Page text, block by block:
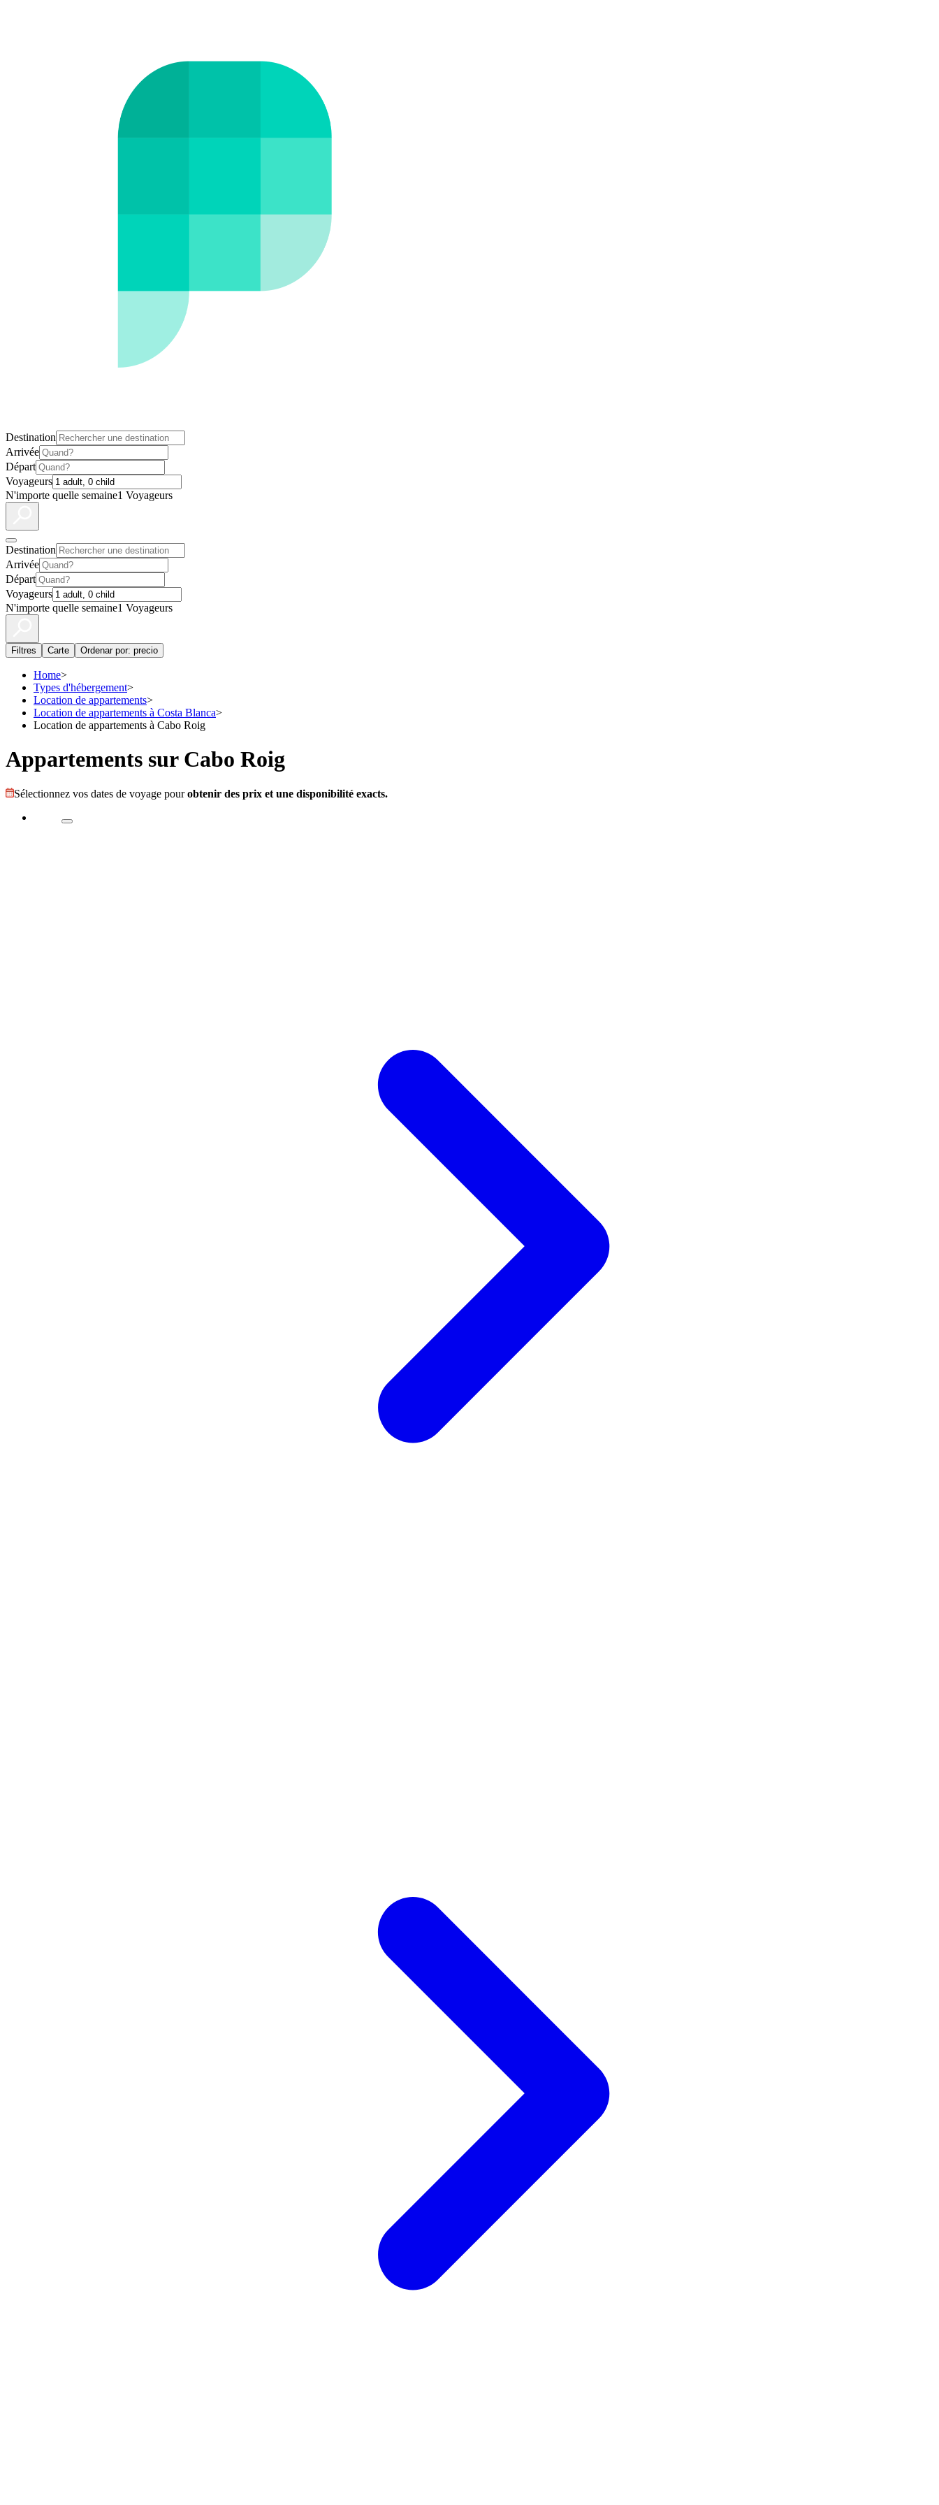
Destination
Arrivée
Départ
Voyageurs
N'importe quelle semaine1 Voyageurs
Destination
Arrivée
Départ
Voyageurs
N'importe quelle semaine1 Voyageurs
Filtres Carte Ordenar por: precio
Home>
Types d'hébergement>
Location de appartements>
Location de appartements à Costa Blanca>
Location de appartements à Cabo Roig
Appartements sur Cabo Roig
Sélectionnez vos dates de voyage pourobtenir des prix et une disponibilité exacts.